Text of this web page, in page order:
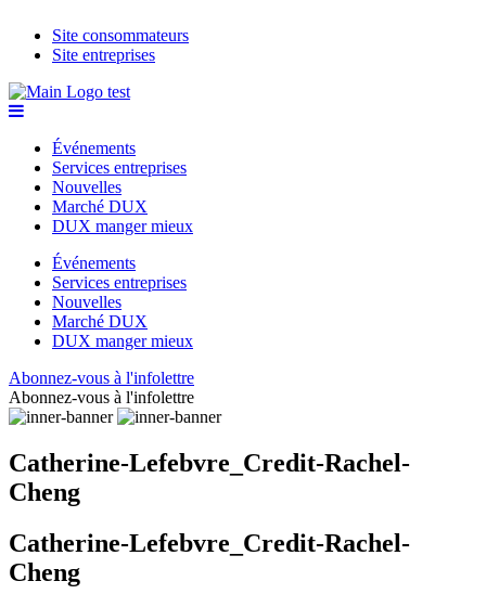
Site consommateurs
Site entreprises
Événements
Services entreprises
Nouvelles
Marché DUX
DUX manger mieux
Événements
Services entreprises
Nouvelles
Marché DUX
DUX manger mieux
Abonnez-vous à l'infolettre
Abonnez-vous à l'infolettre
Catherine-Lefebvre_Credit-Rachel-
Cheng
Catherine-Lefebvre_Credit-Rachel-
Cheng